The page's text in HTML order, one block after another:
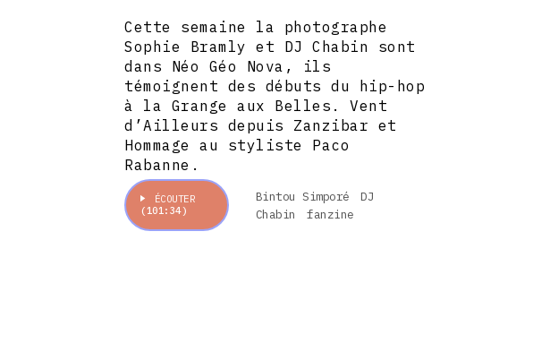
Cette semaine la photographe
Sophie Bramly et DJ Chabin sont
dans Néo Géo Nova, ils
témoignent des débuts du hip-hop
à la Grange aux Belles. Vent
d’Ailleurs depuis Zanzibar et
Hommage au styliste Paco
Rabanne.
ÉCOUTER
(101:34)
Bintou Simporé
DJ
Chabin
fanzine